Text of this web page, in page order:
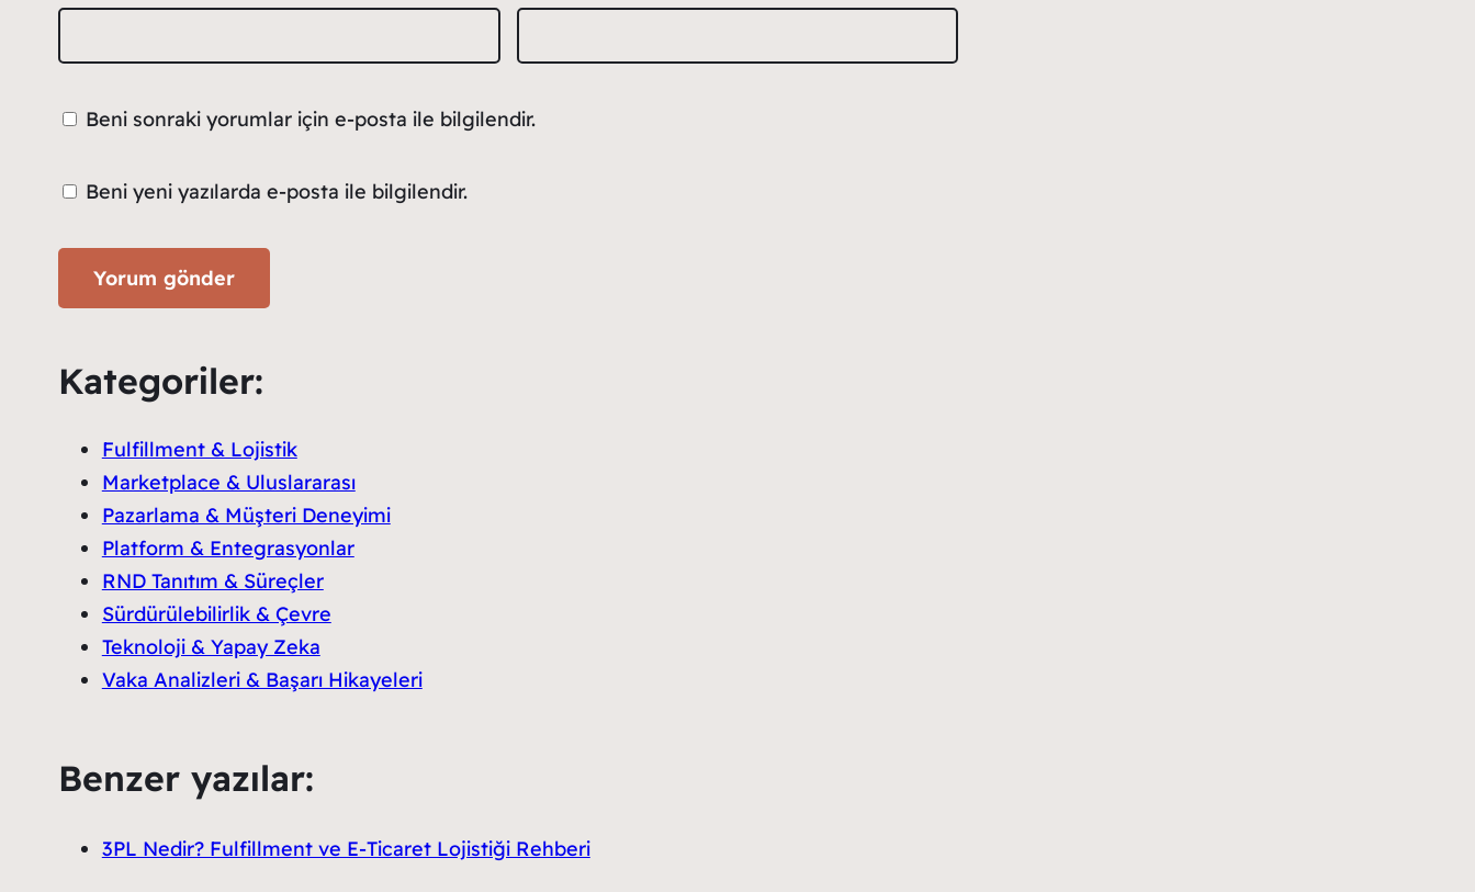
Beni sonraki yorumlar için e-posta ile bilgilendir.
Beni yeni yazılarda e-posta ile bilgilendir.
Kategoriler:
Fulfillment & Lojistik
Marketplace & Uluslararası
Pazarlama & Müşteri Deneyimi
Platform & Entegrasyonlar
RND Tanıtım & Süreçler
Sürdürülebilirlik & Çevre
Teknoloji & Yapay Zeka
Vaka Analizleri & Başarı Hikayeleri
Benzer yazılar:
3PL Nedir? Fulfillment ve E-Ticaret Lojistiği Rehberi